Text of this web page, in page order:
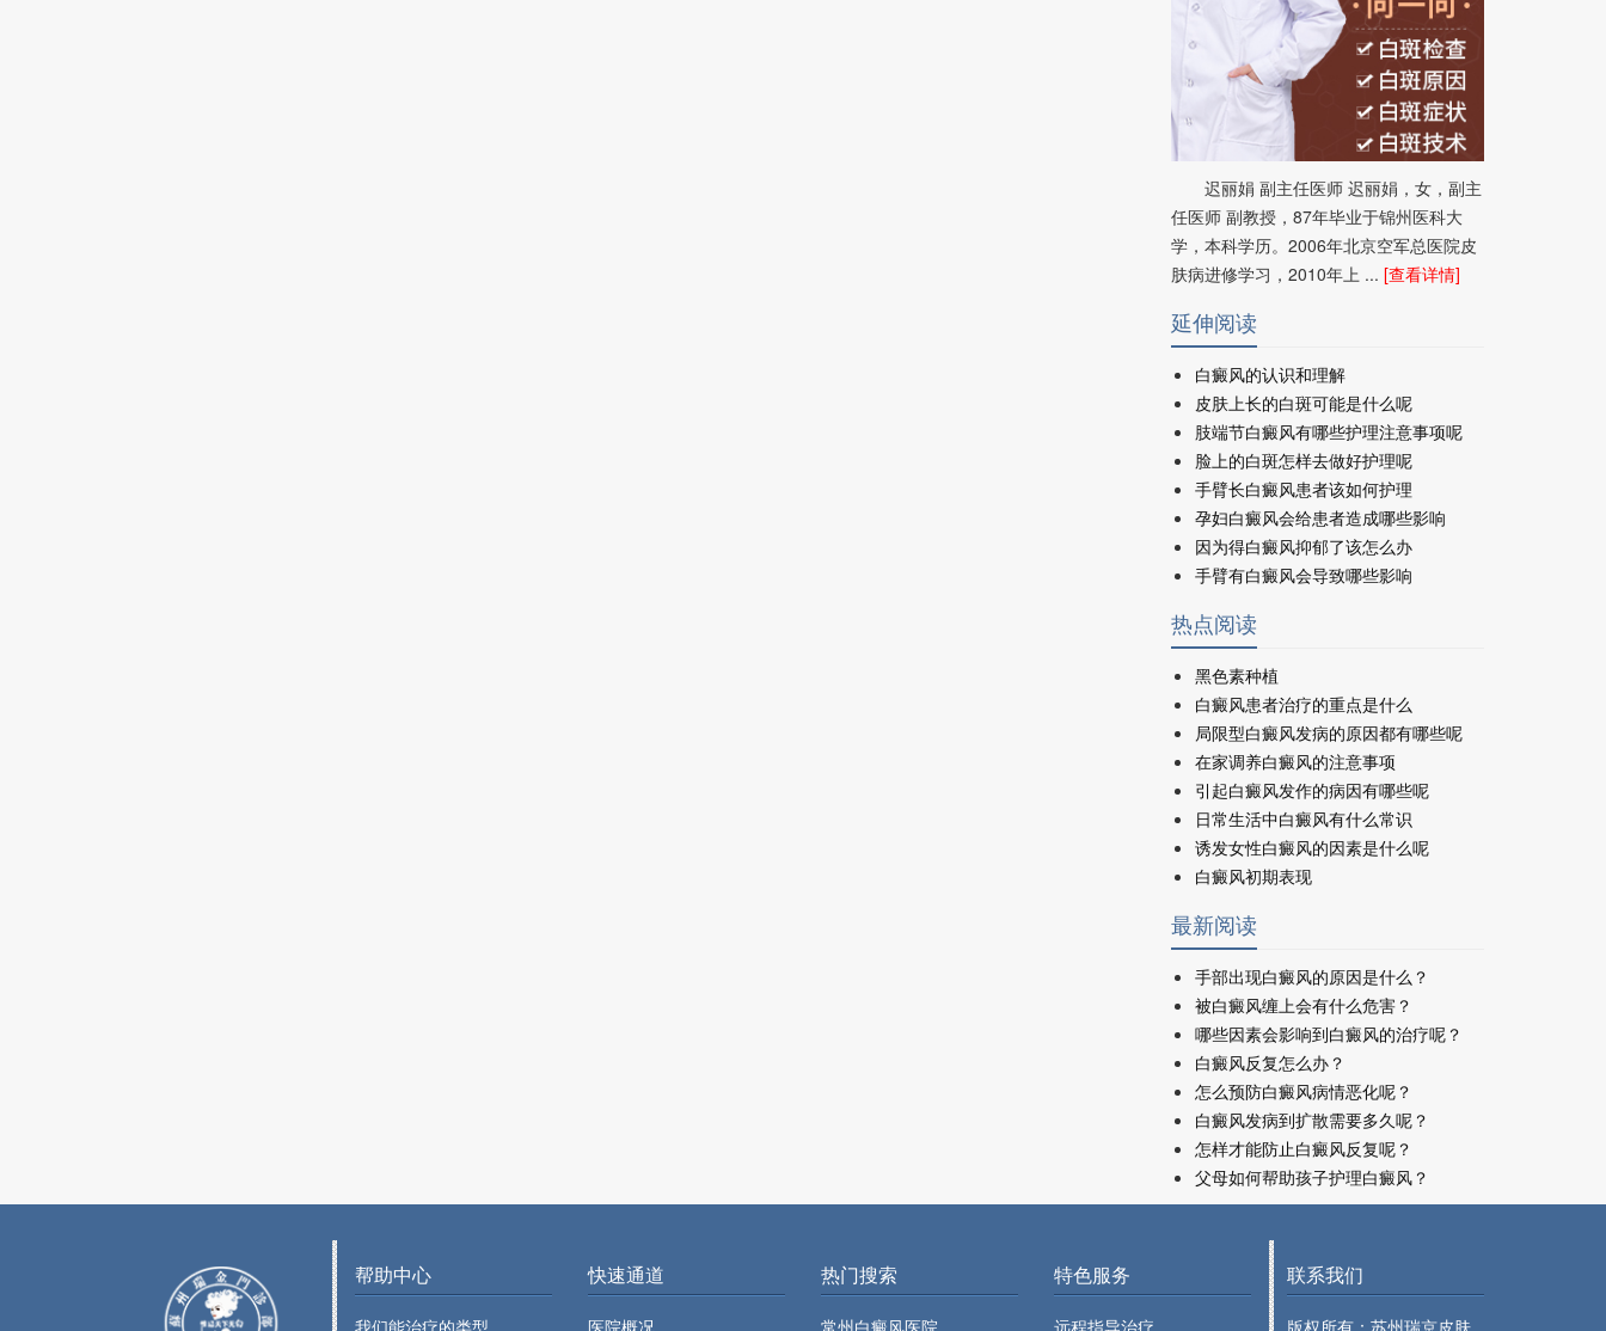
迟丽娟 副主任医师 迟丽娟，女，副主
任医师 副教授，87年毕业于锦州医科大
学，本科学历。2006年北京空军总医院皮
肤病进修学习，2010年上 ... [查看详情]
延伸阅读
白癜风的认识和理解
皮肤上长的白斑可能是什么呢
肢端节白癜风有哪些护理注意事项呢
脸上的白斑怎样去做好护理呢
手臂长白癜风患者该如何护理
孕妇白癜风会给患者造成哪些影响
因为得白癜风抑郁了该怎么办
手臂有白癜风会导致哪些影响
热点阅读
黑色素种植
白癜风患者治疗的重点是什么
局限型白癜风发病的原因都有哪些呢
在家调养白癜风的注意事项
引起白癜风发作的病因有哪些呢
日常生活中白癜风有什么常识
诱发女性白癜风的因素是什么呢
白癜风初期表现
最新阅读
手部出现白癜风的原因是什么？
被白癜风缠上会有什么危害？
哪些因素会影响到白癜风的治疗呢？
白癜风反复怎么办？
怎么预防白癜风病情恶化呢？
白癜风发病到扩散需要多久呢？
怎样才能防止白癜风反复呢？
父母如何帮助孩子护理白癜风？
联系我们
帮助中心 快速通道 热门搜索 特色服务